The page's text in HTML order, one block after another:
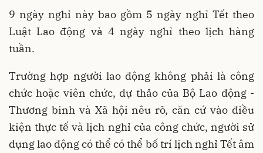
9 ngày nghỉ này bao gồm 5 ngày nghỉ Tết theo
Luật Lao động và 4 ngày nghỉ theo lịch hàng
tuần.
Trường hợp người lao động không phải là công
chức hoặc viên chức, dự thảo của Bộ Lao động -
Thương binh và Xã hội nêu rõ, căn cứ vào điều
kiện thực tế và lịch nghỉ của công chức, người sử
dụng lao động có thể có thể bố trí lịch nghỉ Tết âm